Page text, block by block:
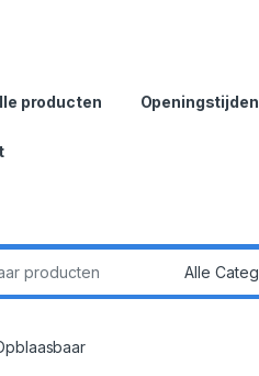
producten Openingstijden